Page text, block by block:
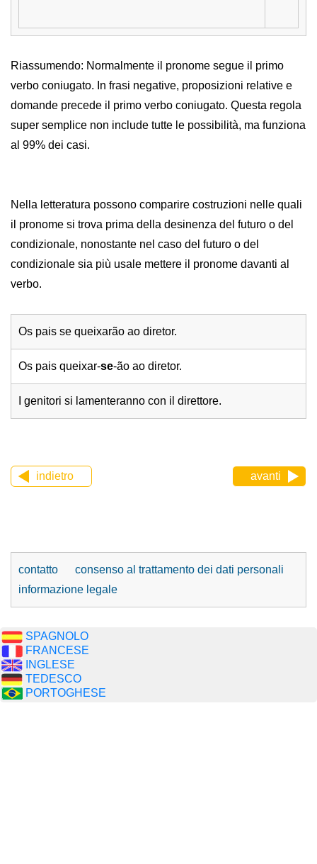
Riassumendo: Normalmente il pronome segue il primo
verbo coniugato. In frasi negative, proposizioni relative e
domande precede il primo verbo coniugato. Questa regola
super semplice non include tutte le possibilità, ma funziona
al 99% dei casi.
Nella letteratura possono comparire costruzioni nelle quali
il pronome si trova prima della desinenza del futuro o del
condizionale, nonostante nel caso del futuro o del
condizionale sia più usale mettere il pronome davanti al
verbo.
Os pais se queixarão ao diretor.
Os pais queixar-se-ão ao diretor.
I genitori si lamenteranno con il direttore.
indietro avanti
contatto
consenso al trattamento dei dati personali
informazione legale
SPAGNOLO
FRANCESE
INGLESE
TEDESCO
PORTOGHESE